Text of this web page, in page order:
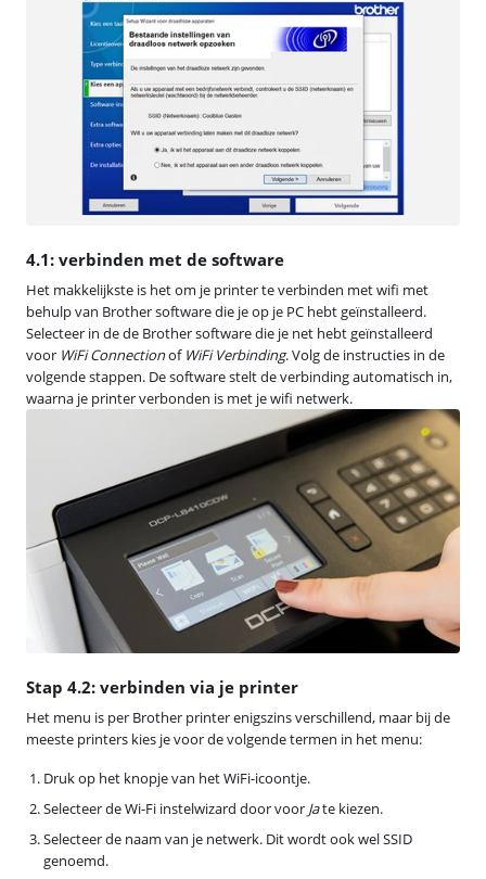
4.1: verbinden met de software
Het makkelijkste is het om je printer te verbinden met wifi met
behulp van Brother software die je op je PC hebt geïnstalleerd.
Selecteer in de de Brother software die je net hebt geïnstalleerd
voor WiFi Connectionof WiFi Verbinding. Volg de instructies in de
volgende stappen. De software stelt de verbinding automatisch in,
waarna je printer verbonden is met je wifi netwerk.
Stap 4.2: verbinden via je printer
Het menu is per Brother printer enigszins verschillend, maar bij de
meeste printers kies je voor de volgende termen in het menu:
Druk op het knopje van het WiFi-icoontje.
Selecteer de Wi-Fi instelwizard door voor Jate kiezen.
Selecteer de naam van je netwerk. Dit wordt ook wel SSID
genoemd.